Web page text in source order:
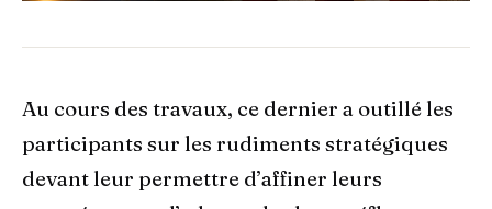
Au cours des travaux, ce dernier a outillé les
participants sur les rudiments stratégiques
devant leur permettre d’affiner leurs